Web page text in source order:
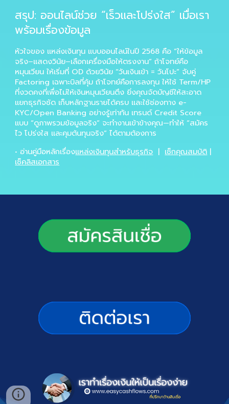
สรุป: ออนไลน์ช่วย “เร็วและโปร่งใส” เมื่อเรา
พร้อมเรื่องข้อมูล
หัวใจของ แหล่งเงินทุน แบบออนไลน์ในปี 2568 คือ “ให้ข้อมูล
จริง–แสดงวินัย–เลือกเครื่องมือให้ตรงงาน” ถ้าโจทย์คือ
หมุนเวียน ให้เริ่มที่ OD ด้วยวินัย “วันเงินเข้า = วันโปะ” จับคู่
Factoring เฉพาะบิลที่คุ้ม ถ้าโจทย์คือการลงทุน ให้ใช้ Term/HP
ที่งวดคงที่เพื่อไม่ให้เงินหมุนเวียนตึง ยิ่งคุณจัดบัญชีให้สะอาด
แยกธุรกิจชัด เก็บหลักฐานรายได้ครบ และใช้ช่องทาง e-
KYC/Open Banking อย่างรู้เท่าทัน เทรนด์ Credit Score
แบบ “ดูภาพรวมข้อมูลจริง” จะทำงานเข้าข้างคุณ—ทำให้ “สมัคร
ไว โปร่งใส และคุมต้นทุนจริง” ได้ตามต้องการ
• อ่านคู่มือหลักเรื่องแหล่งเงินทุนสำหรับธุรกิจ | เช็กคุณสมบัติ |
เช็คลิสเอกสาร